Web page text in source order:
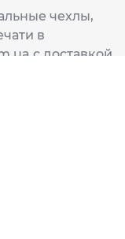
чехлы,
в
с доставкой